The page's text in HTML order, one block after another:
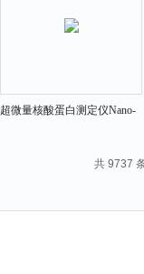
超微量核酸蛋白测定仪Nano-
共 9737